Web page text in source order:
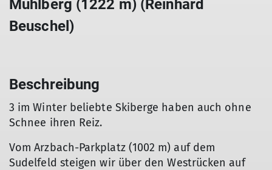
Mühlberg (1222 m) (Reinhard
Beuschel)
Beschreibung
3 im Winter beliebte Skiberge haben auch ohne
Schnee ihren Reiz.
Vom Arzbach-Parkplatz (1002 m) auf dem
Sudelfeld steigen wir über den Westrücken auf